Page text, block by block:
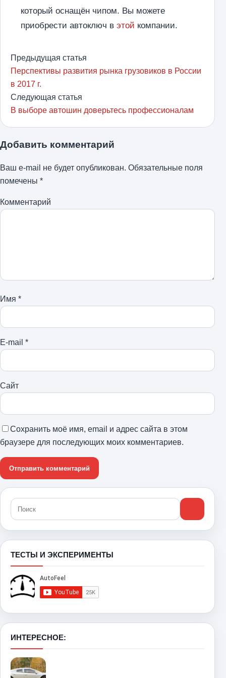
который оснащён чипом. Вы можете
приобрести автоключ в этой компании.
Предыдущая статья
Перспективы развития рынка грузовиков в России
в 2017 г.
Следующая статья
В выборе автошин доверьтесь профессионалам
Добавить комментарий
Ваш e-mail не будет опубликован. Обязательные поля
помечены *
Комментарий
Имя *
E-mail *
Сайт
Сохранить моё имя, email и адрес сайта в этом
браузере для последующих моих комментариев.
ТЕСТЫ И ЭКСПЕРИМЕНТЫ
ИНТЕРЕСНОЕ: